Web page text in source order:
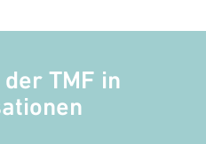
TMF in